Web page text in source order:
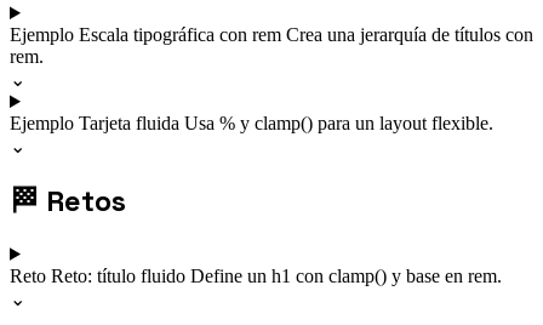
Ejemplo Escala tipográfica con rem Crea una jerarquía de títulos con
rem.
⌄
Ejemplo Tarjeta fluida Usa % y clamp() para un layout flexible.
⌄
🏁 Retos
Reto Reto: título fluido Define un h1 con clamp() y base en rem.
⌄